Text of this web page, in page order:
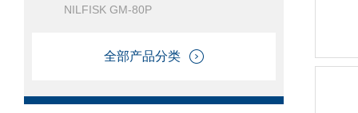
NILFISK GM-80P
全部产品分类